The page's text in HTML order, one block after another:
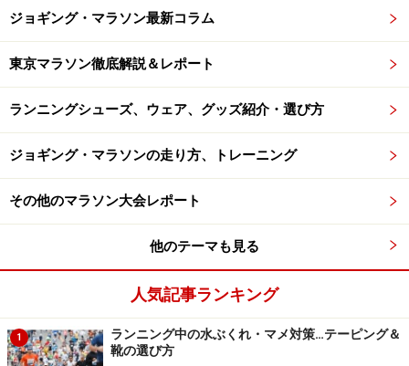
ジョギング・マラソン最新コラム
東京マラソン徹底解説＆レポート
ランニングシューズ、ウェア、グッズ紹介・選び方
ジョギング・マラソンの走り方、トレーニング
その他のマラソン大会レポート
他のテーマも見る
人気記事ランキング
1
ランニング中の水ぶくれ・マメ対策…テーピング＆
靴の選び方